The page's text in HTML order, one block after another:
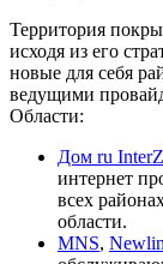
Территория
исходя из его
новые для себя
ведущими
Области:
Дом ru
интернет
всех
области.
MNS,